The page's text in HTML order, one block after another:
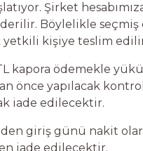
Şirket
Böylelikle
kişiye teslim
kapora ödemekle
önce yapılacak
iade edilecektir.
giriş günü nakit
iade edilecektir.